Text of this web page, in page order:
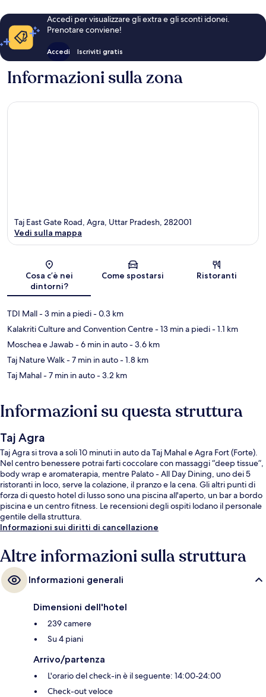
Accedi per visualizzare gli extra e gli sconti idonei.
Prenotare conviene!
Accedi Iscriviti gratis
Informazioni sulla zona
Mappa
Taj East Gate Road, Agra, Uttar Pradesh, 282001
Vedi sulla mappa
Cosa c’è nei
dintorni?
Come spostarsi Ristoranti
TDI Mall- 3 min a piedi- 0.3 km
Kalakriti Culture and Convention Centre- 13 min a piedi- 1.1 km
Moschea e Jawab- 6 min in auto- 3.6 km
Taj Nature Walk- 7 min in auto- 1.8 km
Taj Mahal- 7 min in auto- 3.2 km
Informazioni su questa struttura
Taj Agra
Taj Agra si trova a soli 10 minuti in auto da Taj Mahal e Agra Fort (Forte).
Nel centro benessere potrai farti coccolare con massaggi “deep tissue”,
body wrap e aromaterapia, mentre Palato - All Day Dining, uno dei 5
ristoranti in loco, serve la colazione, il pranzo e la cena. Gli altri punti di
forza di questo hotel di lusso sono una piscina all'aperto, un bar a bordo
piscina e un centro fitness. Le recensioni degli ospiti lodano il personale
gentile della struttura.
Informazioni sui diritti di cancellazione
Altre informazioni sulla struttura
Informazioni generali
Dimensioni dell'hotel
239 camere
Su 4 piani
Arrivo/partenza
L'orario del check-in è il seguente: 14:00-24:00
Check-out veloce